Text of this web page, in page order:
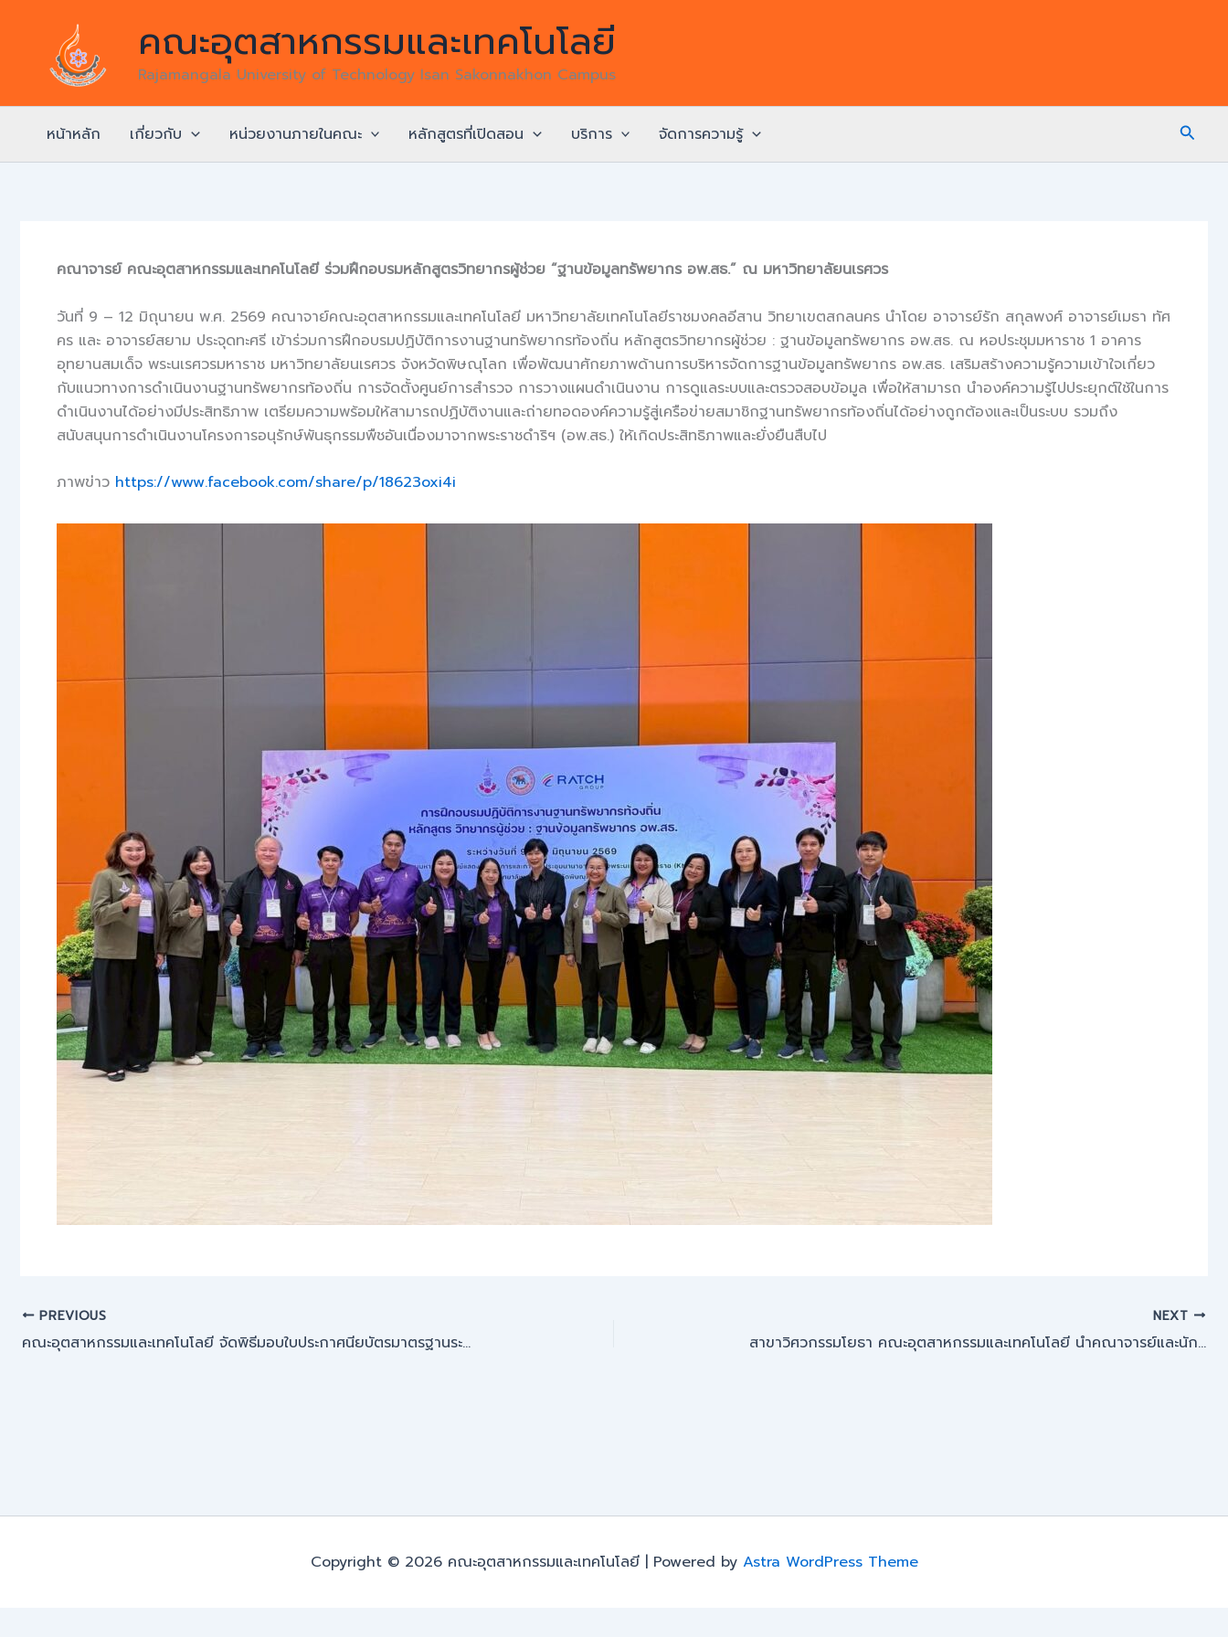
content
คณะอุตสาหกรรมและเทคโนโลยี
Rajamangala University of Technology Isan Sakonnakhon Campus
หน้าหลัก เกี่ยวกับ หน่วยงานภายในคณะ หลักสูตรที่เปิดสอน บริการ จัดการความรู้
คณาจารย์ คณะอุตสาหกรรมและเทคโนโลยี ร่วมฝึกอบรมหลักสูตรวิทยากรผู้ช่วย “ฐานข้อมูลทรัพยากร อพ.สธ.” ณ มหาวิทยาลัยนเรศวร
วันที่ 9 – 12 มิถุนายน พ.ศ. 2569 คณาจาย์คณะอุตสาหกรรมและเทคโนโลยี มหาวิทยาลัยเทคโนโลยีราชมงคลอีสาน วิทยาเขตสกลนคร นำโดย อาจารย์รัก สกุลพงศ์ อาจารย์เมธา ทัศ
คร และ อาจารย์สยาม ประจุดทะศรี เข้าร่วมการฝึกอบรมปฏิบัติการงานฐานทรัพยากรท้องถิ่น หลักสูตรวิทยากรผู้ช่วย : ฐานข้อมูลทรัพยากร อพ.สธ. ณ หอประชุมมหาราช 1 อาคาร
อุทยานสมเด็จ พระนเรศวรมหาราช มหาวิทยาลัยนเรศวร จังหวัดพิษณุโลก เพื่อพัฒนาศักยภาพด้านการบริหารจัดการฐานข้อมูลทรัพยากร อพ.สธ. เสริมสร้างความรู้ความเข้าใจเกี่ยว
กับแนวทางการดำเนินงานฐานทรัพยากรท้องถิ่น การจัดตั้งศูนย์การสำรวจ การวางแผนดำเนินงาน การดูแลระบบและตรวจสอบข้อมูล เพื่อให้สามารถ นำองค์ความรู้ไปประยุกต์ใช้ในการ
ดำเนินงานได้อย่างมีประสิทธิภาพ เตรียมความพร้อมให้สามารถปฏิบัติงานและถ่ายทอดองค์ความรู้สู่เครือข่ายสมาชิกฐานทรัพยากรท้องถิ่นได้อย่างถูกต้องและเป็นระบบ รวมถึง
สนับสนุนการดำเนินงานโครงการอนุรักษ์พันธุกรรมพืชอันเนื่องมาจากพระราชดำริฯ (อพ.สธ.) ให้เกิดประสิทธิภาพและยั่งยืนสืบไป
ภาพข่าว https://www.facebook.com/share/p/18623oxi4i
PREVIOUS
คณะอุตสาหกรรมและเทคโนโลยี จัดพิธีมอบใบประกาศนียบัตรมาตรฐานระดับโลก “Pearson BTEC Level 7” แก่นักศึกษาปริญญาโท-ปริญญาเอก สาขาบริหารธุรกิจ
NEXT
สาขาวิศวกรรมโยธา คณะอุตสาหกรรมและเทคโนโลยี นำคณาจารย์และนักศึกษาลงพื้นที่ศึกษาดูงานห้องปฏิบัติการทดสอบวัสดุการทาง ณ มหาวิทยาลัยนครพนม
Copyright © 2026 คณะอุตสาหกรรมและเทคโนโลยี | Powered by Astra WordPress Theme